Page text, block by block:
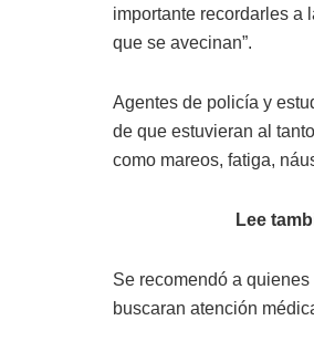
importante recordarles a
que se avecinan”.
Agentes de policía y
de que estuvieran al
como mareos, fatiga,
Lee
Se recomendó a
buscaran atención